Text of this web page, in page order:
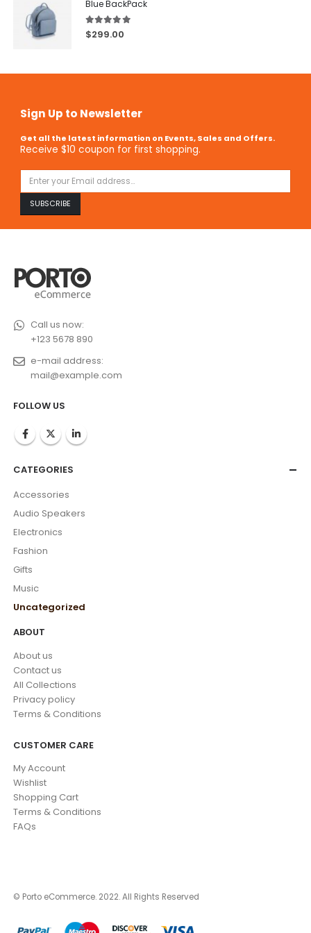
Blue BackPack
5.00out of 5
$299.00
Sign Up to Newsletter
Get all the latest information on Events, Sales and Offers.
Receive $10 coupon for first shopping.
Call us now:
+123 5678 890
e-mail address:
mail@example.com
FOLLOW US
CATEGORIES
Accessories
Audio Speakers
Electronics
Fashion
Gifts
Music
Uncategorized
ABOUT
About us
Contact us
All Collections
Privacy policy
Terms & Conditions
CUSTOMER CARE
My Account
Wishlist
Shopping Cart
Terms & Conditions
FAQs
© Porto eCommerce. 2022. All Rights Reserved